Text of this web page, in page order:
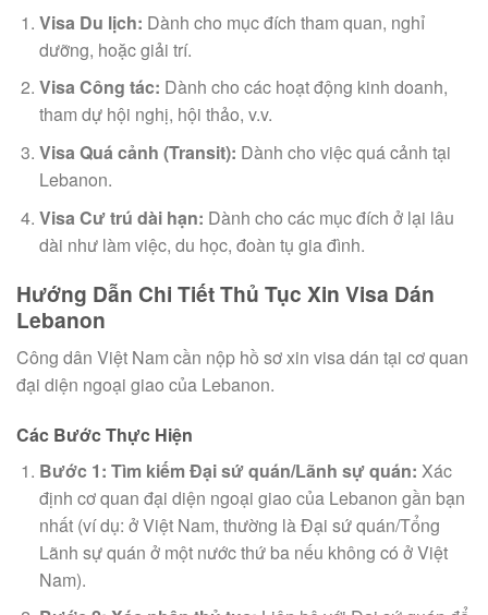
Visa Du lịch: Dành cho mục đích tham quan, nghỉ
dưỡng, hoặc giải trí.
Visa Công tác: Dành cho các hoạt động kinh doanh,
tham dự hội nghị, hội thảo, v.v.
Visa Quá cảnh (Transit): Dành cho việc quá cảnh tại
Lebanon.
Visa Cư trú dài hạn: Dành cho các mục đích ở lại lâu
dài như làm việc, du học, đoàn tụ gia đình.
Hướng Dẫn Chi Tiết Thủ Tục Xin Visa Dán
Lebanon
Công dân Việt Nam cần nộp hồ sơ xin visa dán tại cơ quan
đại diện ngoại giao của Lebanon.
Các Bước Thực Hiện
Bước 1: Tìm kiếm Đại sứ quán/Lãnh sự quán: Xác
định cơ quan đại diện ngoại giao của Lebanon gần bạn
nhất (ví dụ: ở Việt Nam, thường là Đại sứ quán/Tổng
Lãnh sự quán ở một nước thứ ba nếu không có ở Việt
Nam).